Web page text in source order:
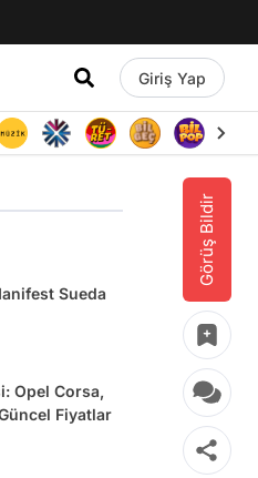
Giriş Yap
Görüş Bildir
Sueda
Opel Corsa,
Fiyatlar